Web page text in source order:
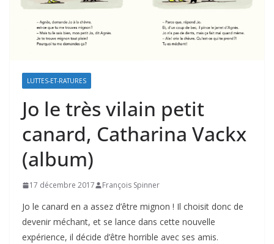
LUTTES-ET-RATURES
Jo le très vilain petit
canard, Catharina Vackx
(album)
17 décembre 2017 François Spinner
Jo le canard en a assez d’être mignon ! Il choisit donc de
devenir méchant, et se lance dans cette nouvelle
expérience, il décide d’être horrible avec ses amis.